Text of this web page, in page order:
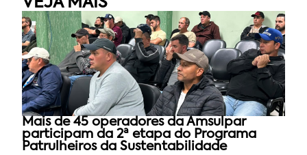
Mais de 45 operadores da Amsulpar
participam da 2ª etapa do Programa
Patrulheiros da Sustentabilidade